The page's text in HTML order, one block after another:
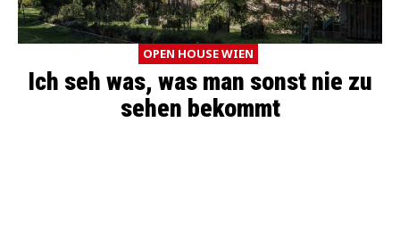
OPEN HOUSE WIEN
Ich seh was, was man sonst nie zu
sehen bekommt